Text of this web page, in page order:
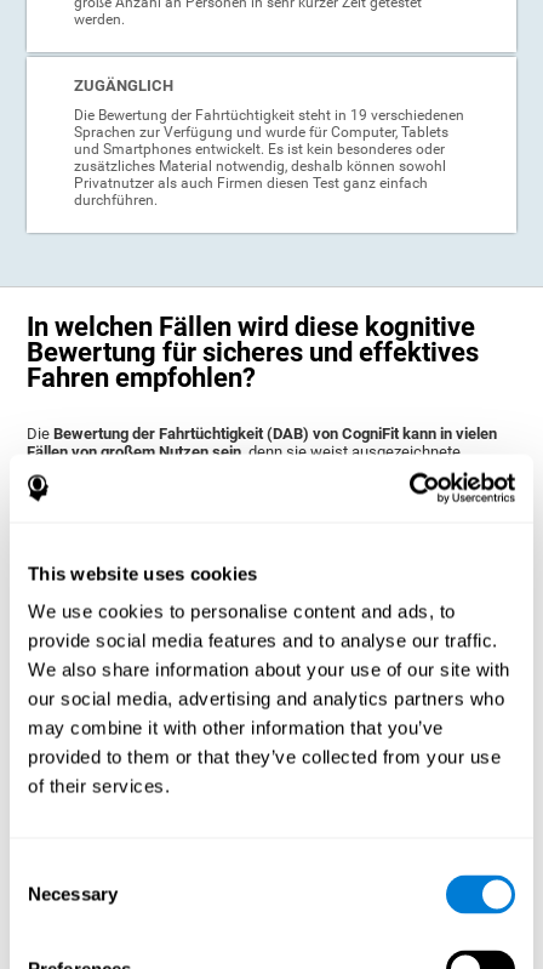
This website uses cookies
We use cookies to personalise content and ads, to
provide social media features and to analyse our traffic.
We also share information about your use of our site with
our social media, advertising and analytics partners who
may combine it with other information that you’ve
provided to them or that they’ve collected from your use
of their services.
Selection
Necessary
werden.
ZUGÄNGLICH
Die Bewertung der Fahrtüchtigkeit steht in 19 verschiedenen
Sprachen zur Verfügung und wurde für Computer, Tablets
und Smartphones entwickelt. Es ist kein besonderes oder
zusätzliches Material notwendig, deshalb können sowohl
Privatnutzer als auch Firmen diesen Test ganz einfach
durchführen.
In welchen Fällen wird diese kognitive
Bewertung für sicheres und effektives
Fahren empfohlen?
DieBewertung der Fahrtüchtigkeit (DAB) von CogniFit kann in vielen
Fällen von großem Nutzen sein , denn sie weist ausgezeichnete
psychometrische Qualitäten auf und ist sehr einfach in der Anwendung.
Wenn beispielsweise ein Fahrer durch einen Verkehrsunfall ein
Schädel-Hirn-Trauma erleidet, können die kognitiven Fähigkeiten und
Straßenverkehr teilzunehmen. Dabei muss allerdings berücksichtigt
Grundvoraussetzungen vorhanden sein müssen, sondern auch andere
Faktoren eine wichtige Rolle spielen. Natürlich sind
Verkehrskenntnisse, psychotechnische Fähigkeiten, eine korrekte
motorische Leistung, die Wahrnehmungsfähigkeit (abhängig von
Faktoren wie manuelle Lateralität), die Gesundheit und andere
situationsabhängige Variablen beim Fahren überaus wichtig.
Wenn der Verdacht auf eine Störung vorliegt, oder wenn jemand
einfach seinen kognitiven Zustand kennen möchte, empfehlen wir
diese Bewertung für Fahrer. Das Testen des kognitiven Profils und
Wohlbefindens einer Person ermöglicht es,